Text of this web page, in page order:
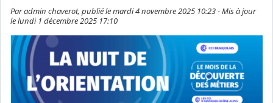
Par admin chaverot, publié le mardi 4 novembre 2025 10:23 - Mis à jour
le lundi 1 décembre 2025 17:10